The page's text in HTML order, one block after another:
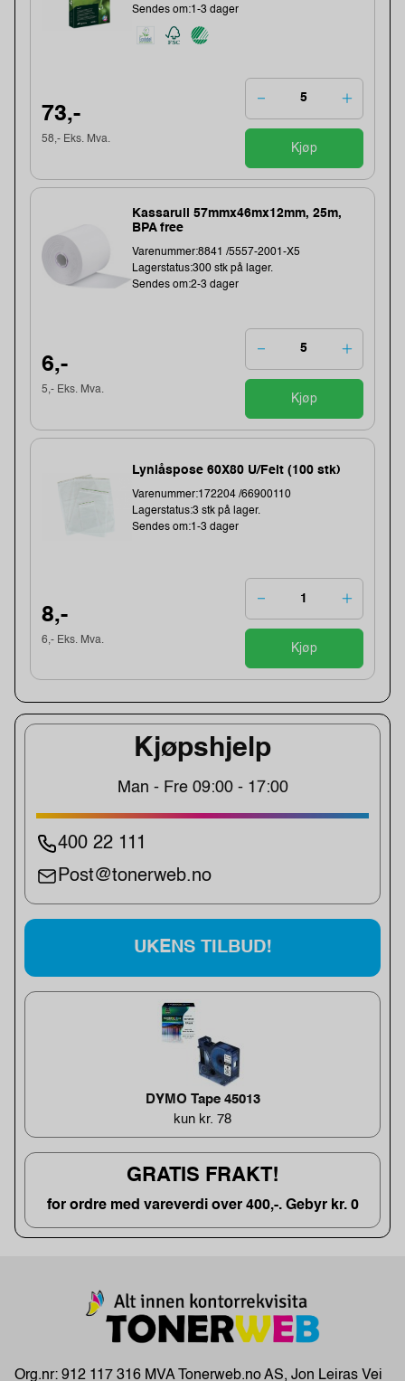
Kjøpshjelp
Man - Fre 09:00 - 17:00
400 22 111
Post@tonerweb.no
UKENS TILBUD!
DYMO Tape 45013
kun kr. 78
GRATIS FRAKT!
for ordre med vareverdi over 400,-. Gebyr kr. 0
Sendes om:1-3 dager
73,-
58,- Eks. Mva.
Kjøp
Kassarull 57mmx46mx12mm, 25m,
BPA free
Varenummer:8841 /5557-2001-X5
Lagerstatus:300 stk på lager.
Sendes om:2-3 dager
6,-
5,- Eks. Mva.
Kjøp
Lynlåspose 60X80 U/Felt (100 stk)
Varenummer:172204 /66900110
Lagerstatus:3 stk på lager.
Sendes om:1-3 dager
8,-
6,- Eks. Mva.
Kjøp
Org.nr: 912 117 316 MVA Tonerweb.no AS, Jon Leiras Vei